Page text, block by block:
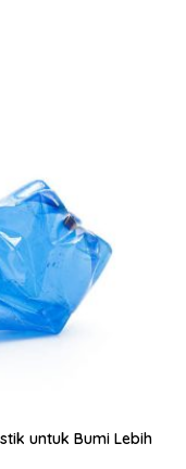
untuk Bumi Lebih